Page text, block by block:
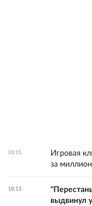
18:15
Игровая
за
18:13
выдвинул